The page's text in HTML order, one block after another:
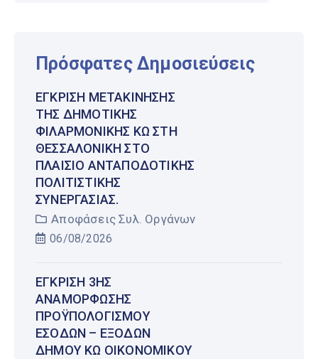
Πρόσφατες Δημοσιεύσεις
ΈΓΚΡΙΣΗ ΜΕΤΑΚΊΝΗΣΗΣ
ΤΗΣ ΔΗΜΟΤΙΚΉΣ
ΦΙΛΑΡΜΟΝΙΚΉΣ ΚΩ ΣΤΗ
ΘΕΣΣΑΛΟΝΊΚΗ ΣΤΟ
ΠΛΑΊΣΙΟ ΑΝΤΑΠΟΔΟΤΙΚΉΣ
ΠΟΛΙΤΙΣΤΙΚΉΣ
ΣΥΝΕΡΓΑΣΊΑΣ.
Αποφάσεις Συλ. Οργάνων
06/08/2026
ΈΓΚΡΙΣΗ 3ΗΣ
ΑΝΑΜΌΡΦΩΣΗΣ
ΠΡΟΫΠΟΛΟΓΙΣΜΟΎ
ΕΣΌΔΩΝ – ΕΞΌΔΩΝ
ΔΉΜΟΥ ΚΩ ΟΙΚΟΝΟΜΙΚΟΎ